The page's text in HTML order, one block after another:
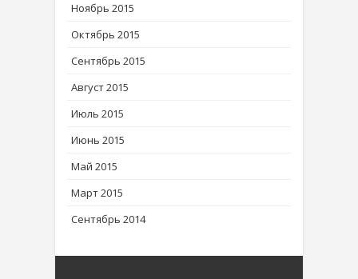
Ноябрь 2015
Октябрь 2015
Сентябрь 2015
Август 2015
Июль 2015
Июнь 2015
Май 2015
Март 2015
Сентябрь 2014